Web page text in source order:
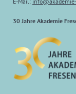
30 Jahre Akademie